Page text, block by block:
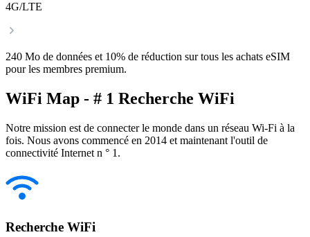
4G/LTE
240 Mo de données et 10% de réduction sur tous les achats eSIM
pour les membres premium.
WiFi Map - # 1 Recherche WiFi
Notre mission est de connecter le monde dans un réseau Wi-Fi à la
fois. Nous avons commencé en 2014 et maintenant l'outil de
connectivité Internet n ° 1.
Recherche WiFi